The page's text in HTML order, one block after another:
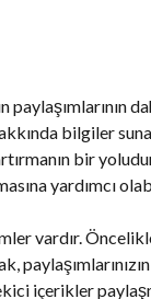
bilgiler
bir
yardımcı
vardır.
içerikler